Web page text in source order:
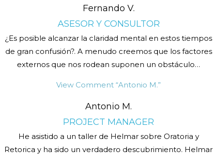
Fernando V.
ASESOR Y CONSULTOR
¿Es posible alcanzar la claridad mental en estos tiempos
de gran confusión?. A menudo creemos que los factores
externos que nos rodean suponen un obstáculo…
View Comment “Antonio M.”
Antonio M.
PROJECT MANAGER
He asistido a un taller de Helmar sobre Oratoria y
Retorica y ha sido un verdadero descubrimiento. Helmar